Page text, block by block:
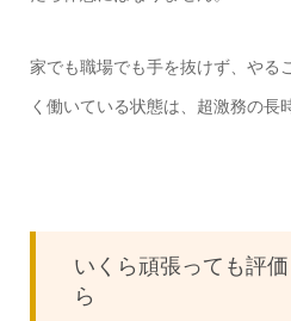
家でも職場でも手を抜けず、やる
く働いている状態は、超激務の長
いくら頑張っても評
ら